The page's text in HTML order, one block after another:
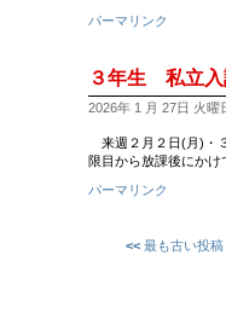
パーマリンク
３年生 私立入
2026年 1 月 27日 火曜
来週２月２日(月)・
限目から放課後にか
パーマリンク
<< 最も古い投稿